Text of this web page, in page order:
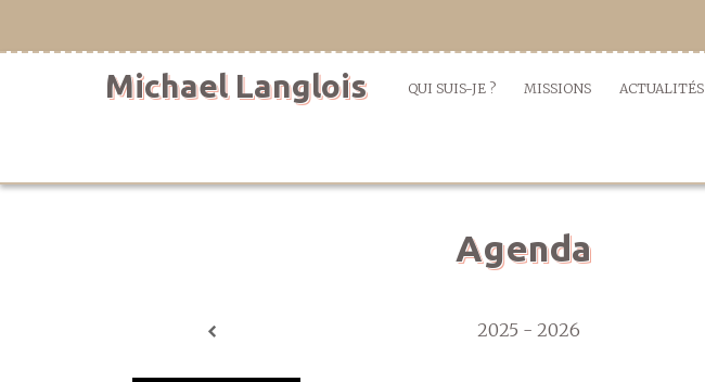
Michael Langlois QUI SUIS-JE ? MISSIONS ACTUALITÉS
Agenda
2025 - 2026